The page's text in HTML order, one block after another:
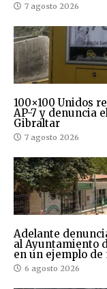
7 agosto 2026
100×100 Unidos
AP-7 y denuncia
Gibraltar
7 agosto 2026
Adelante
al Ayuntamiento
en un ejemplo de
6 agosto 2026